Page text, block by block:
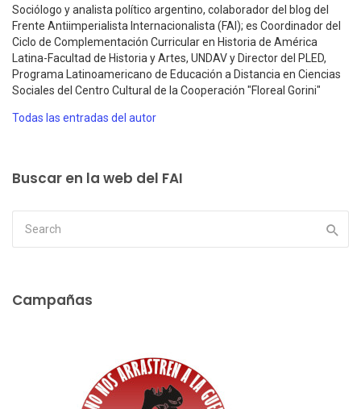
Sociólogo y analista político argentino, colaborador del blog del
Frente Antiimperialista Internacionalista (FAI); es Coordinador del
Ciclo de Complementación Curricular en Historia de América
Latina-Facultad de Historia y Artes, UNDAV y Director del PLED,
Programa Latinoamericano de Educación a Distancia en Ciencias
Sociales del Centro Cultural de la Cooperación "Floreal Gorini"
Todas las entradas del autor
Buscar en la web del FAI
Campañas